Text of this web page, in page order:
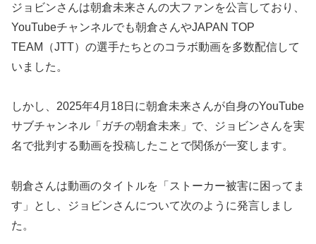
ジョビンさんは朝倉未来さんの大ファンを公言しており、
YouTubeチャンネルでも朝倉さんやJAPAN TOP
TEAM（JTT）の選手たちとのコラボ動画を多数配信して
いました。
しかし、2025年4月18日に朝倉未来さんが自身のYouTube
サブチャンネル「ガチの朝倉未来」で、ジョビンさんを実
名で批判する動画を投稿したことで関係が一変します。
朝倉さんは動画のタイトルを「ストーカー被害に困ってま
す」とし、ジョビンさんについて次のように発言しまし
た。